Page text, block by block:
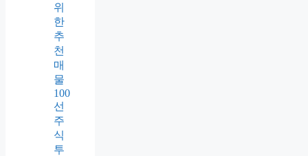
위
한
추
천
매
물
100
선
주
식
투